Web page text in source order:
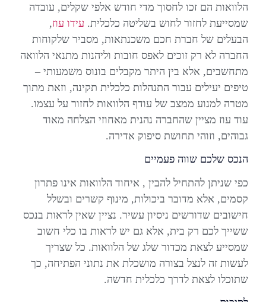
הלוואות הם זכו לחסוך מדי חודש אלפי שקלים, עובדה
שמסייעת לחזור לחוש בשליטה כלכלית. עידו עוז,
הבעלים של חברת חכם משכנתאות, מסביר שלקוחות
החברה לא רק זוכים לאפס חובות וליהנות מתנאי הלוואה
מתחשבים, אלא בין היתר מקבלים בונוס משמעותי –
טיפים יעילים עבור התנהלות כלכלית תקינה, וזאת מתוך
מטרה למנוע ממצב של עודף הלוואות לחזור על עצמו.
עוד עוז מציין שהחברה נהנית מאחוזי הצלחה מאוד
גבוהים, וזוהי תחושת סיפוק אדירה.
הנכס שלכם שווה פעמיים
כפי שניתן להתחיל להבין , איחוד הלוואות אינו פתרון
קסמים, אלא מדובר ביכולות, מינוף קשרים ובשלל
חישובים שדורשים ניסיון עשיר. נציין שאין לראות בנכס
ששייך לכם רק בית, אלא גם יש לראות בו כלי חשוב
שמסייע לצאת מכדור שלג של הלוואות. כל שצריך
לעשות זה לנצל בצורה מושכלת את נתוני הפתיחה, כך
שתוכלו לצאת לדרך כלכלית חדשה.